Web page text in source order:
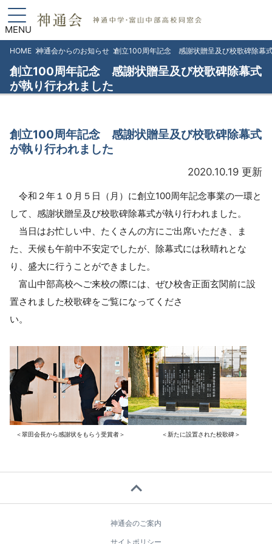
MENU
HOME 神通会からのお知らせ 創立100周年記念 感謝状贈呈及び校歌碑除幕
創立100周年記念 感謝状贈呈及び校歌碑除幕式
が執り行われました
創立100周年記念 感謝状贈呈及び校歌碑除幕式
が執り行われました
2020.10.19 更新
令和２年１０月５日（月）に創立100周年記念事業の一環と
して、感謝状贈呈及び校歌碑除幕式が執り行われました。
当日はお忙しい中、たくさんの方にご出席いただき、ま
た、天候も午前中不安定でしたが、除幕式には秋晴れとな
り、盛大に行うことができました。
富山中部高校へご来校の際には、ぜひ校舎正面玄関前に設
置されました校歌碑をご覧になってくださ
い。
＜翠田会長から感謝状をもらう受賞者＞ ＜新たに設置された校歌碑＞
expand_less
神通会のご案内
サイトポリシー